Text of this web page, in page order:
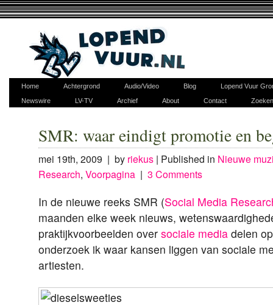
Home Achtergrond Audio/Video Blog
Lopend Vuur
Newswire
LV-TV Archief About Contact Zoeken
SMR: waar eindigt promotie en
mei 19th, 2009 | by riekus | Published in Nieuwe
Research, Voorpagina | 3 Comments
In de nieuwe reeks SMR (Social Media
maanden elke week nieuws,
praktijkvoorbeelden over sociale media delen
onderzoek ik waar kansen liggen van sociale
artiesten.